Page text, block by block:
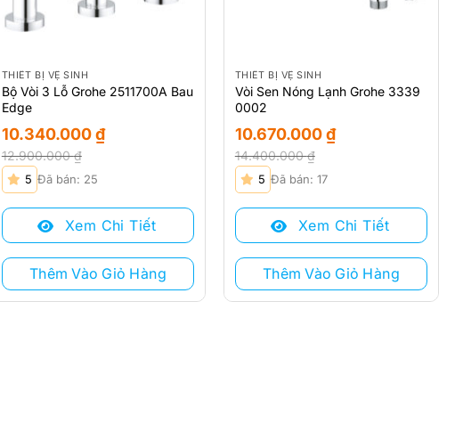
THIẾT BỊ VỆ SINH
Bộ Vòi 3 Lỗ Grohe 2511700A Bau
Edge
12.900.000₫
Giá
gốc
là:
12.900.000 ₫.
10.340.000₫
Giá
hiện
tại
10.340.000 ₫.
5 Đã bán: 25
Xem Chi Tiết
Thêm Vào Giỏ Hàng
THIẾT BỊ VỆ SINH
Vòi Sen Nóng Lạnh Grohe 3339
0002
14.400.000₫
Giá
gốc
là:
14.400.000 ₫.
10.670.000₫
Giá
hiện
tại
10.670.000 ₫.
5 Đã bán: 17
Xem Chi Tiết
Thêm Vào Giỏ Hàng